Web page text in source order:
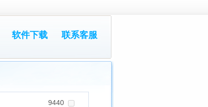
软件下载 联系客服
9440